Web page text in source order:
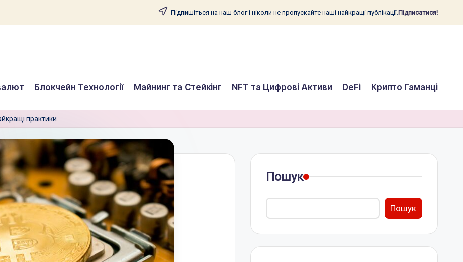
Підпишіться на наш блог і ніколи не пропускайте наші найкращі публікації.Підписатися!
Блокчейн Технології Майнинг та Стейкінг NFT та Цифрові Активи DeFi Крипто Гаманці
практики
Пошук
Пошук